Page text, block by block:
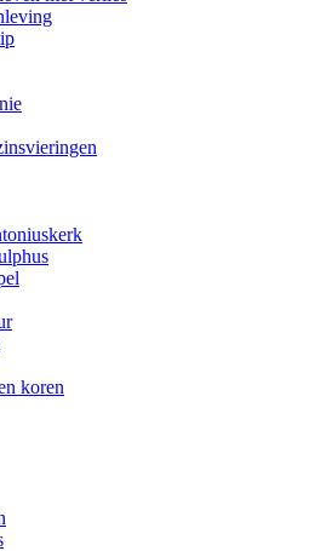
koren